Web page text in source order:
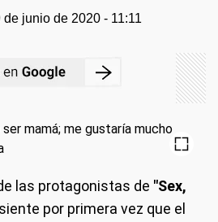
de junio de 2020 - 11:11
las protagonistas de "Sex,
siente por primera vez que el